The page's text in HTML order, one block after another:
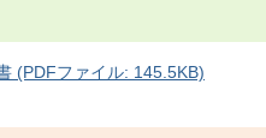
(PDFファイル: 145.5KB)